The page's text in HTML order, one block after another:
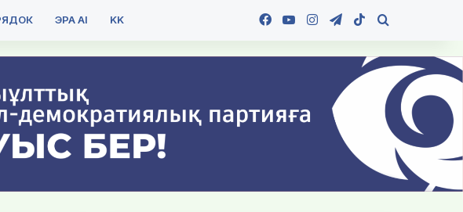
ЭРА AI KK Facebook
YouTubeInstagramTelegram
TikTok